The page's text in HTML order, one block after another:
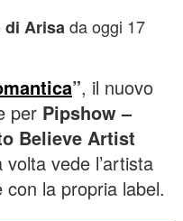
di Arisada oggi 17
”, il nuovo
per Pipshow –
Believe Artist
vede l’artista
la propria label.